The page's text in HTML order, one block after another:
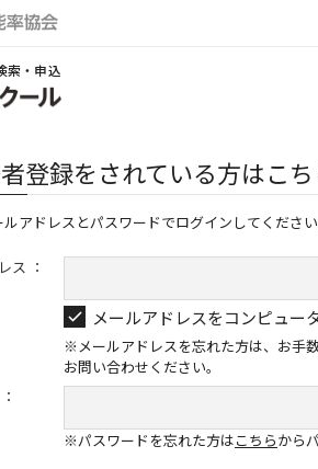
索・申込
登録をされている方はこ
アドレスとパスワードでログインしてください
ス ：
メールアドレスをコンピュー
※メールアドレスを忘れた方は、お手数
お問い合わせください。
※パスワードを忘れた方はこちらから